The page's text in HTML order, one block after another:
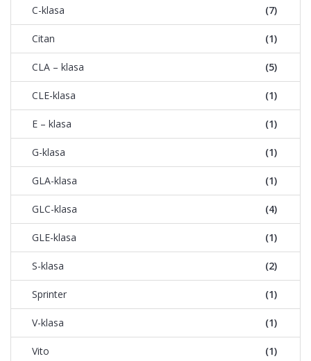
C-klasa (7)
Citan (1)
CLA – klasa (5)
CLE-klasa (1)
E – klasa (1)
G-klasa (1)
GLA-klasa (1)
GLC-klasa (4)
GLE-klasa (1)
S-klasa (2)
Sprinter (1)
V-klasa (1)
Vito (1)